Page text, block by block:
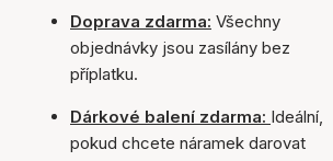
Doprava zdarma: Všechny
objednávky jsou zasílány bez
příplatku.
Dárkové balení zdarma: Ideální,
pokud chcete náramek darovat